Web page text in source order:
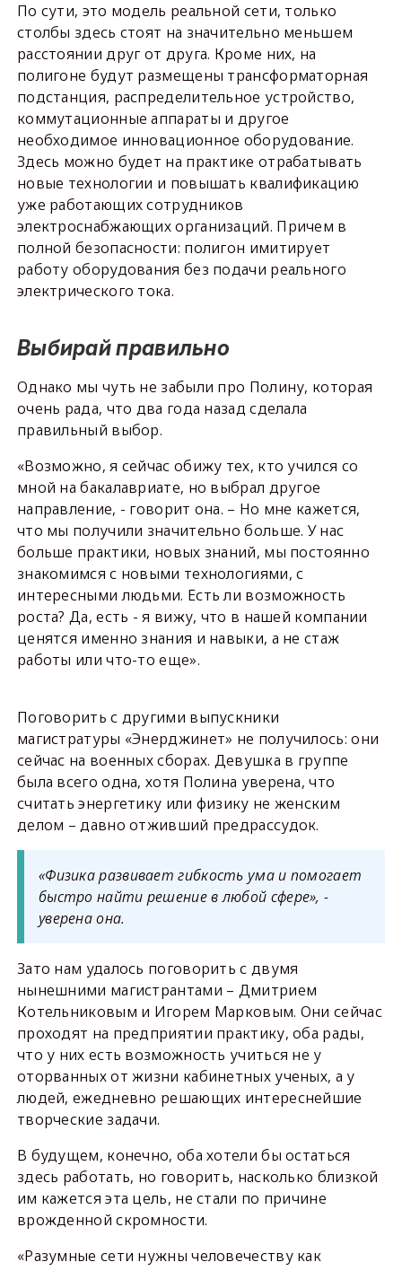
По сути, это модель реальной сети, только
столбы здесь стоят на значительно меньшем
расстоянии друг от друга. Кроме них, на
полигоне будут размещены трансформаторная
подстанция, распределительное устройство,
коммутационные аппараты и другое
необходимое инновационное оборудование.
Здесь можно будет на практике отрабатывать
новые технологии и повышать квалификацию
уже работающих сотрудников
электроснабжающих организаций. Причем в
полной безопасности: полигон имитирует
работу оборудования без подачи реального
электрического тока.
Выбирай правильно
Однако мы чуть не забыли про Полину, которая
очень рада, что два года назад сделала
правильный выбор.
«Возможно, я сейчас обижу тех, кто учился со
мной на бакалавриате, но выбрал другое
направление, - говорит она. – Но мне кажется,
что мы получили значительно больше. У нас
больше практики, новых знаний, мы постоянно
знакомимся с новыми технологиями, с
интересными людьми. Есть ли возможность
роста? Да, есть - я вижу, что в нашей компании
ценятся именно знания и навыки, а не стаж
работы или что-то еще».
Поговорить с другими выпускники
магистратуры «Энерджинет» не получилось: они
сейчас на военных сборах. Девушка в группе
была всего одна, хотя Полина уверена, что
считать энергетику или физику не женским
делом – давно отживший предрассудок.
«Физика развивает гибкость ума и помогает
быстро найти решение в любой сфере», -
уверена она.
Зато нам удалось поговорить с двумя
нынешними магистрантами – Дмитрием
Котельниковым и Игорем Марковым. Они сейчас
проходят на предприятии практику, оба рады,
что у них есть возможность учиться не у
оторванных от жизни кабинетных ученых, а у
людей, ежедневно решающих интереснейшие
творческие задачи.
В будущем, конечно, оба хотели бы остаться
здесь работать, но говорить, насколько близкой
им кажется эта цель, не стали по причине
врожденной скромности.
«Разумные сети нужны человечеству как